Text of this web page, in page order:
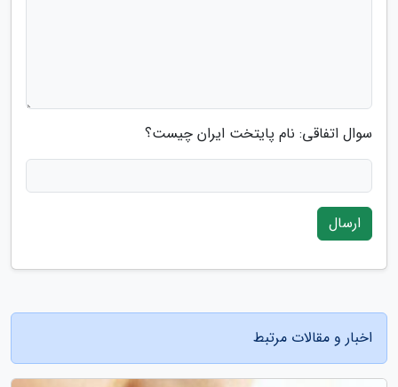
سوال اتفاقی: نام پایتخت ایران چیست؟
ارسال
اخبار و مقالات مرتبط